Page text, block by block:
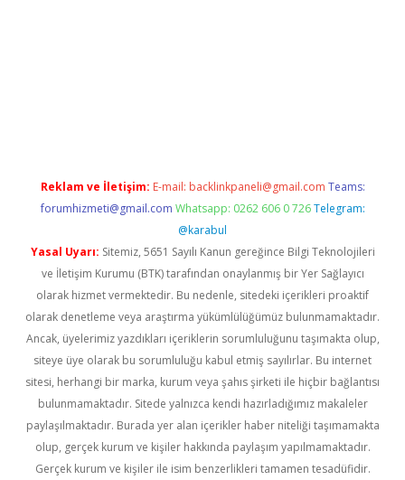
Reklam ve İletişim: E-mail: backlinkpaneli@gmail.com Teams:
forumhizmeti@gmail.com Whatsapp: 0262 606 0 726 Telegram:
@karabul
Yasal Uyarı: Sitemiz, 5651 Sayılı Kanun gereğince Bilgi Teknolojileri
ve İletişim Kurumu (BTK) tarafından onaylanmış bir Yer Sağlayıcı
olarak hizmet vermektedir. Bu nedenle, sitedeki içerikleri proaktif
olarak denetleme veya araştırma yükümlülüğümüz bulunmamaktadır.
Ancak, üyelerimiz yazdıkları içeriklerin sorumluluğunu taşımakta olup,
siteye üye olarak bu sorumluluğu kabul etmiş sayılırlar. Bu internet
sitesi, herhangi bir marka, kurum veya şahıs şirketi ile hiçbir bağlantısı
bulunmamaktadır. Sitede yalnızca kendi hazırladığımız makaleler
paylaşılmaktadır. Burada yer alan içerikler haber niteliği taşımamakta
olup, gerçek kurum ve kişiler hakkında paylaşım yapılmamaktadır.
Gerçek kurum ve kişiler ile isim benzerlikleri tamamen tesadüfidir.